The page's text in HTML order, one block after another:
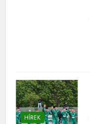
HÍREK